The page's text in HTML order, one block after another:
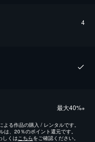
4
最⼤40%※
る作品の購入 / レンタルです。
、20％のポイント還元です。
しくは こちらをご確認ください。